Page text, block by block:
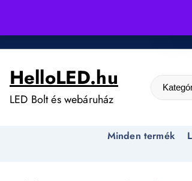
i
HelloLED.hu
LED Bolt és webáruház
Minden termék